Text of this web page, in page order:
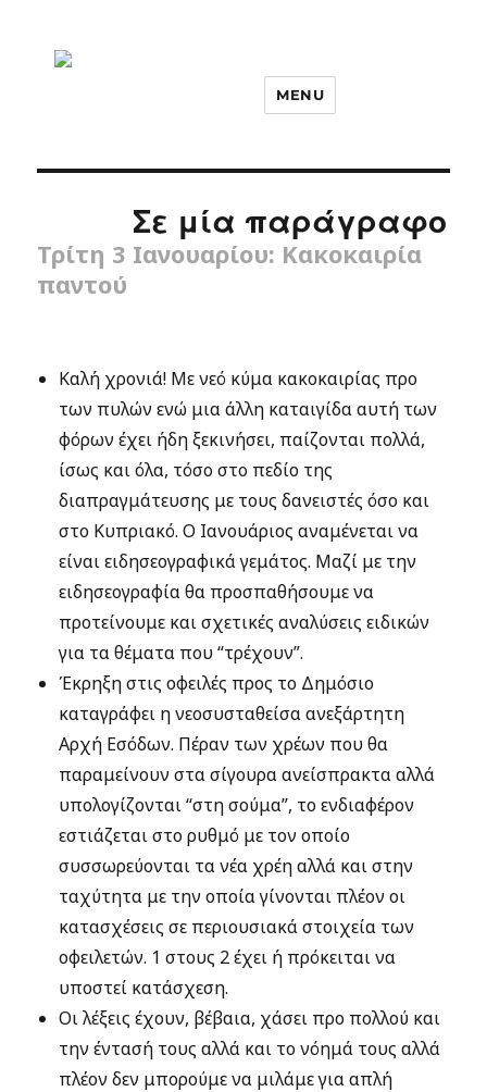
MENU
Σε μία παράγραφο
Τρίτη 3 Ιανουαρίου: Κακοκαιρία
παντού
Καλή χρονιά! Με νεό κύμα κακοκαιρίας προ
των πυλών ενώ μια άλλη καταιγίδα αυτή των
φόρων έχει ήδη ξεκινήσει, παίζονται πολλά,
ίσως και όλα, τόσο στο πεδίο της
διαπραγμάτευσης με τους δανειστές όσο και
στο Κυπριακό. Ο Ιανουάριος αναμένεται να
είναι ειδησεογραφικά γεμάτος. Μαζί με την
ειδησεογραφία θα προσπαθήσουμε να
προτείνουμε και σχετικές αναλύσεις ειδικών
για τα θέματα που “τρέχουν”.
Έκρηξη στις οφειλές προς το Δημόσιο
καταγράφει η νεοσυσταθείσα ανεξάρτητη
Αρχή Εσόδων. Πέραν των χρέων που θα
παραμείνουν στα σίγουρα ανείσπρακτα αλλά
υπολογίζονται “στη σούμα”, το ενδιαφέρον
εστιάζεται στο ρυθμό με τον οποίο
συσσωρεύονται τα νέα χρέη αλλά και στην
ταχύτητα με την οποία γίνονται πλέον οι
κατασχέσεις σε περιουσιακά στοιχεία των
οφειλετών. 1 στους 2 έχει ή πρόκειται να
υποστεί κατάσχεση.
Οι λέξεις έχουν, βέβαια, χάσει προ πολλού και
την έντασή τους αλλά και το νόημά τους αλλά
πλέον δεν μπορούμε να μιλάμε για απλή